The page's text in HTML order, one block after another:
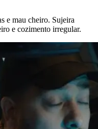
e mau cheiro. Sujeira
e cozimento irregular.